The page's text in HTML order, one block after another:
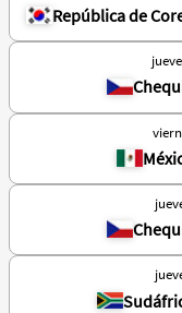
República de